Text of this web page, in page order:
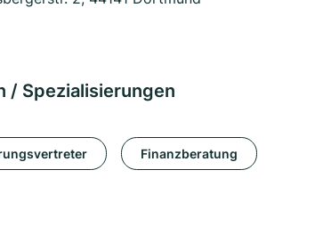
/ Spezialisierungen
Finanzberatung